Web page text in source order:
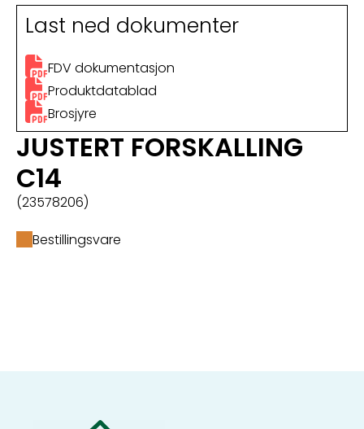
Last ned dokumenter
FDV dokumentasjon
Produktdatablad
Brosjyre
JUSTERT FORSKALLING
C14
(23578206)
Bestillingsvare